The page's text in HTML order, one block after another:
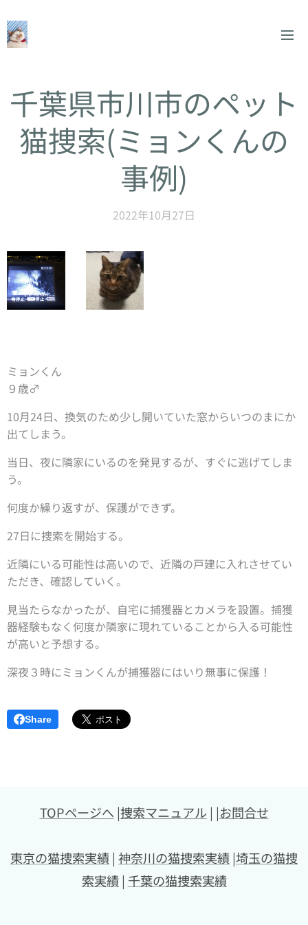
千葉県市川市のペット
猫捜索(ミョンくんの
事例)
2022年10月27日
ミョンくん
９歳♂
10月24日、換気のため少し開いていた窓からいつのまにか
出てしまう。
当日、夜に隣家にいるのを発見するが、すぐに逃げてしま
う。
何度か繰り返すが、保護ができず。
27日に捜索を開始する。
近隣にいる可能性は高いので、近隣の戸建に入れさせてい
ただき、確認していく。
見当たらなかったが、自宅に捕獲器とカメラを設置。捕獲
器経験もなく何度か隣家に現れていることから入る可能性
が高いと予想する。
深夜３時にミョンくんが捕獲器にはいり無事に保護！
Share
TOPページへ |捜索マニュアル | |お問合せ
東京の猫捜索実績 | 神奈川の猫捜索実績 |埼玉の猫捜
索実績| 千葉の猫捜索実績